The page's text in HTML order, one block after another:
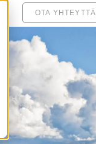
OTA YHTEYTTÄ